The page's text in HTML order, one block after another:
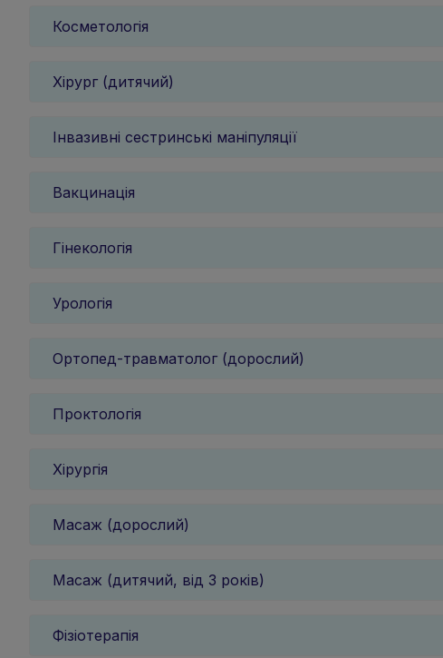
Косметологія
Хірург (дитячий)
Інвазивні сестринські маніпуляції
Вакцинація
Гінекологія
Урологія
Ортопед-травматолог (дорослий)
Проктологія
Хірургія
Масаж (дорослий)
Масаж (дитячий, від 3 років)
Фізіотерапія